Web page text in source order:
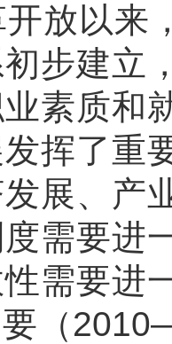
以来，
步建立
素质和
挥了重
展、产
需要进
需要进
（